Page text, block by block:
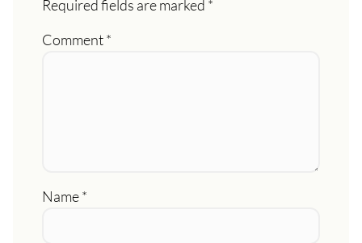
Required fields are marked *
Comment*
Name*